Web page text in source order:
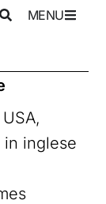
MENU
in inglese